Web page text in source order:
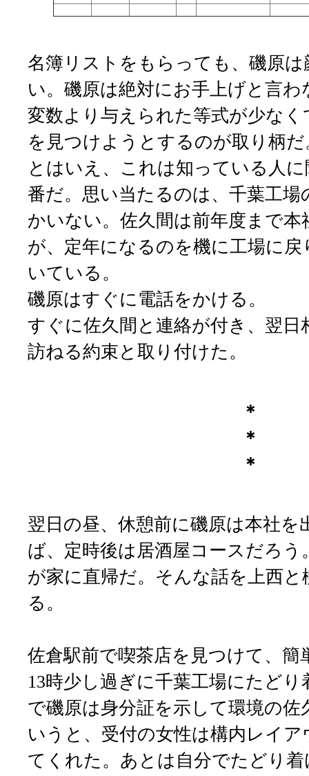
名簿リストをもらっても、磯原
い。磯原は絶対にお手上げと言わ
変数より与えられた等式が少な
を見つけようとするのが取り柄だ
とはいえ、これは知っている人
番だ。思い当たるのは、千葉工場
かいない。佐久間は前年度まで本
が、定年になるのを機に工場に戻
いている。
磯原はすぐに電話をかける。
すぐに佐久間と連絡が付き、翌日
訪ねる約束と取り付けた。
＊
＊
＊
翌日の昼、休憩前に磯原は本社を
ば、定時後は居酒屋コースだろ
が家に直帰だ。そんな話を上西
る。
佐倉駅前で喫茶店を見つけて、簡
13時少し過ぎに千葉工場にたど
で磯原は身分証を示して環境の佐
いうと、受付の女性は構内レイ
てくれた。あとは自分でたどり